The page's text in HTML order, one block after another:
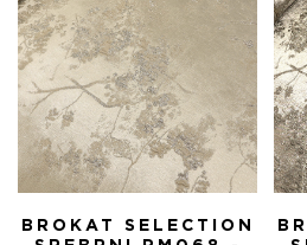
BROKAT SELECTION